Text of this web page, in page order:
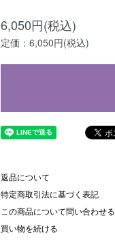
6,050円(税込)
定価：6,050円(税込)
返品について
特定商取引法に基づく表記
この商品について問い合わせる
買い物を続ける